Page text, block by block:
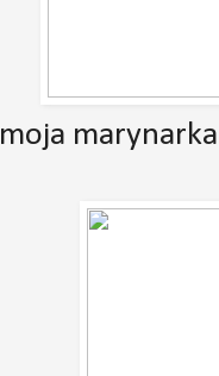
moja